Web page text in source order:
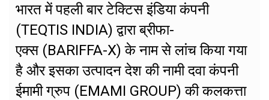
भारत में पहली बार टेक्टिस इंडिया कंपनी
(TEQTIS INDIA) द्वारा ब्रीफा-
एक्स (BARIFFA-X) के नाम से लांच किया गया
है और इसका उत्पादन देश की नामी दवा कंपनी
ईमामी ग्रुप (EMAMI GROUP) की कलकत्ता